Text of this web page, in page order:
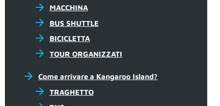
MACCHINA
BUS SHUTTLE
BICICLETTA
TOUR ORGANIZZATI
Come arrivare a Kangaroo Island?
TRAGHETTO